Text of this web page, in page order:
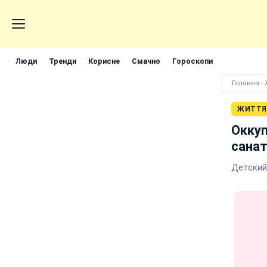
Люди Тренди Корисне Смачно Гороскопи
Головна ›
ЖИТТЯ